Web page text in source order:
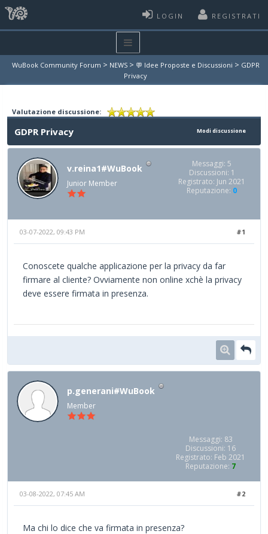
LOGIN REGISTRATI
WuBook Community Forum > NEWS > 💬 Idee Proposte e Discussioni > GDPR
Privacy
Valutazione discussione:
Modi discussione
GDPR Privacy
v.reina1#WuBook
Junior Member
Messaggi: 5
Discussioni: 1
Registrato: Jun 2021
Reputazione: 0
#1
03-07-2022, 09:43 PM
Conoscete qualche applicazione per la privacy da far
firmare al cliente? Ovviamente non online xchè la privacy
deve essere firmata in presenza.
p.generani#WuBook
Member
Messaggi: 83
Discussioni: 16
Registrato: Feb 2021
Reputazione: 7
#2
03-08-2022, 07:45 AM
Ma chi lo dice che va firmata in presenza?